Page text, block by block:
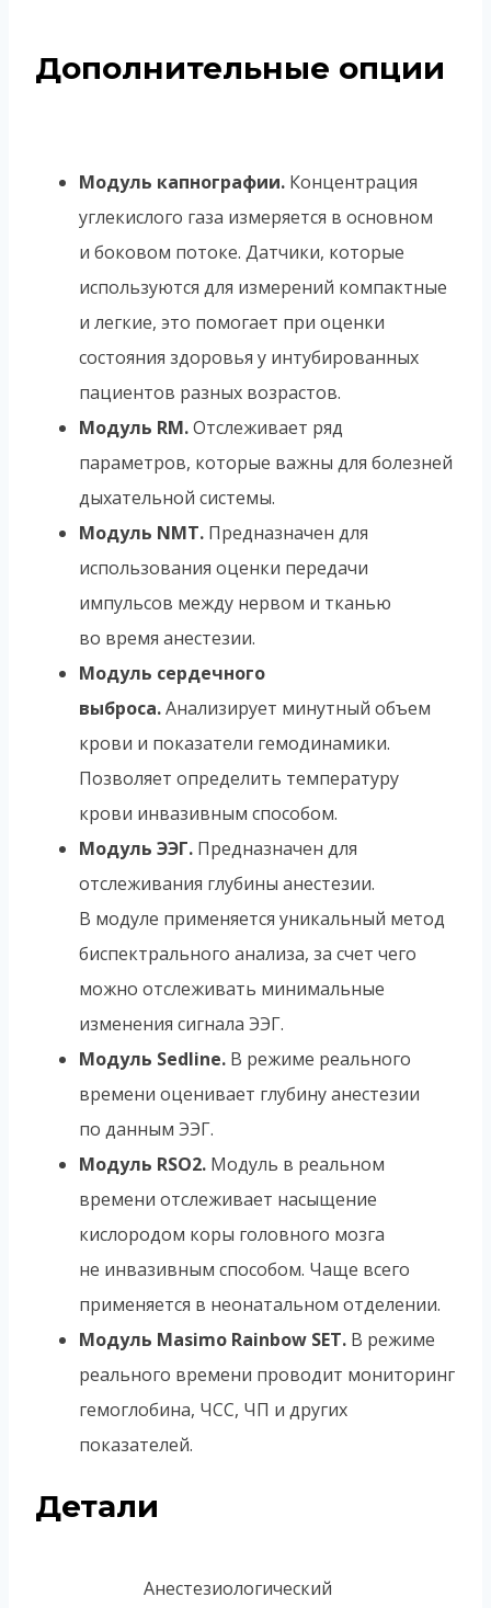
Дополнительные опции
Модуль капнографии. Концентрация
углекислого газа измеряется в основном
и боковом потоке. Датчики, которые
используются для измерений компактные
и легкие, это помогает при оценки
состояния здоровья у интубированных
пациентов разных возрастов.
Модуль RM.Отслеживает ряд
параметров, которые важны для болезней
дыхательной системы.
Модуль NMT. Предназначен для
использования оценки передачи
импульсов между нервом и тканью
во время анестезии.
Модуль сердечного
выброса.Анализирует минутный объем
крови и показатели гемодинамики.
Позволяет определить температуру
крови инвазивным способом.
Модуль ЭЭГ. Предназначен для
отслеживания глубины анестезии.
В модуле применяется уникальный метод
биспектрального анализа, за счет чего
можно отслеживать минимальные
изменения сигнала ЭЭГ.
Модуль Sedline. В режиме реального
времени оценивает глубину анестезии
по данным ЭЭГ.
Модуль RSO2. Модуль в реальном
времени отслеживает насыщение
кислородом коры головного мозга
не инвазивным способом. Чаще всего
применяется в неонатальном отделении.
Модуль Masimo Rainbow SET. В режиме
реального времени проводит мониторинг
гемоглобина, ЧСС, ЧП и других
показателей.
Детали
Анестезиологический